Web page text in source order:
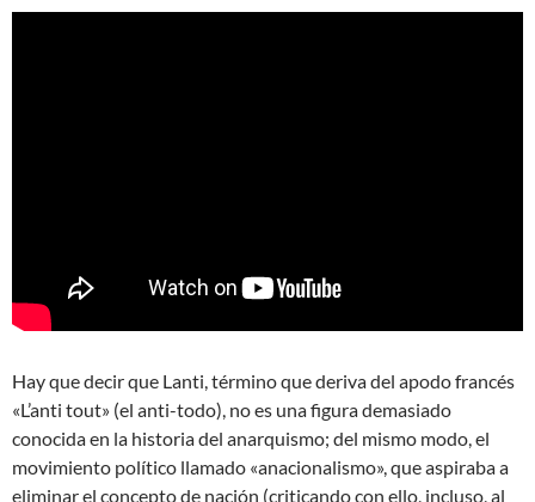
Hay que decir que Lanti, término que deriva del apodo francés
«L’anti tout» (el anti-todo), no es una figura demasiado
conocida en la historia del anarquismo; del mismo modo, el
movimiento político llamado «anacionalismo», que aspiraba a
eliminar el concepto de nación (criticando con ello, incluso, al